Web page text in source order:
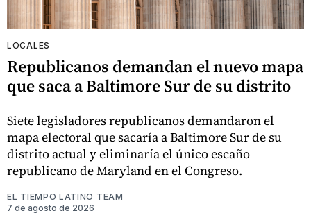
LOCALES
Republicanos demandan el nuevo mapa
que saca a Baltimore Sur de su distrito
Siete legisladores republicanos demandaron el
mapa electoral que sacaría a Baltimore Sur de su
distrito actual y eliminaría el único escaño
republicano de Maryland en el Congreso.
EL TIEMPO LATINO TEAM
7 de agosto de 2026